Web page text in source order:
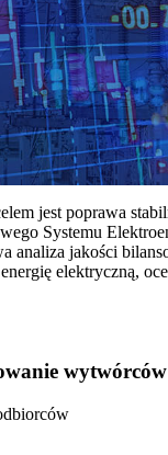
jest poprawa
Systemu
analiza jakości
elektryczną,